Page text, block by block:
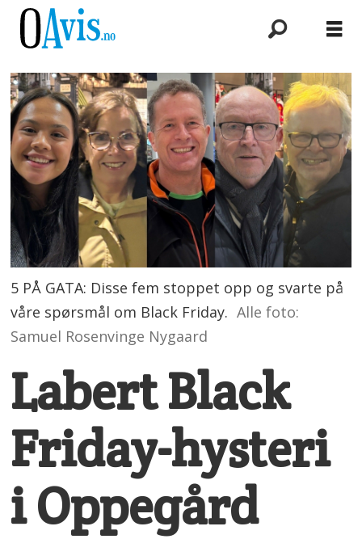
5 PÅ GATA: Disse fem stoppet opp og svarte på
våre spørsmål om Black Friday. Alle foto:
Samuel Rosenvinge Nygaard
Labert Black
Friday-hysteri
i Oppegård